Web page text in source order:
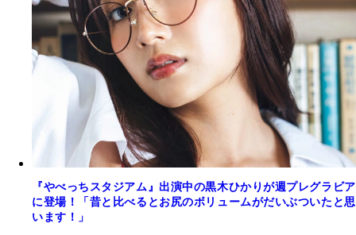
『やべっちスタジアム』出演中の黒木ひかりが週プレグラビア
に登場！「昔と比べるとお尻のボリュームがだいぶついたと思
います！」